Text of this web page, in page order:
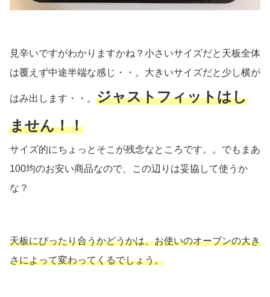
見辛いですがわかりますかね？小さいサイズだと天板全体
は覆えず中途半端な感じ・・。大きいサイズだと少し横が
はみ出します・・。 ジャストフィットはし
ません！！
サイズ的にちょっとそこが残念なところです。。でもまあ
100均のお安い商品なので、この辺りは妥協して使うか
な？
天板にぴったり合うかどうかは、お使いのオーブンの大き
さによって変わってくるでしょう。